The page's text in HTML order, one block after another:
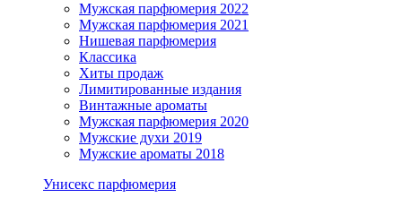
Мужская парфюмерия 2022
Мужская парфюмерия 2021
Нишевая парфюмерия
Классика
Хиты продаж
Лимитированные издания
Винтажные ароматы
Мужская парфюмерия 2020
Мужские духи 2019
Мужские ароматы 2018
Унисекс парфюмерия